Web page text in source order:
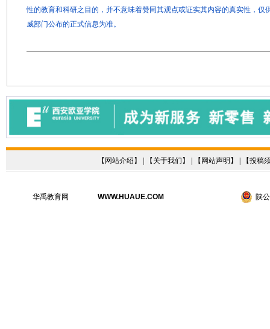
性的教育和科研之目的，并不意味着赞同其观点或证实其内容的真实性，仅
威部门公布的正式信息为准。
【 网站介绍 】 | 【 关于我们 】 | 【 网站声明 】 | 【投稿
华禹教育网 WWW.HUAUE.COM 陕